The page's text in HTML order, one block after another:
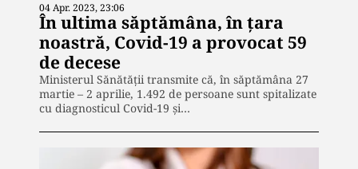
04 Apr. 2023, 23:06
În ultima săptămâna, în țara
noastră, Covid-19 a provocat 59
de decese
Ministerul Sănătății transmite că, în săptămâna 27
martie – 2 aprilie, 1.492 de persoane sunt spitalizate
cu diagnosticul Covid-19 și…